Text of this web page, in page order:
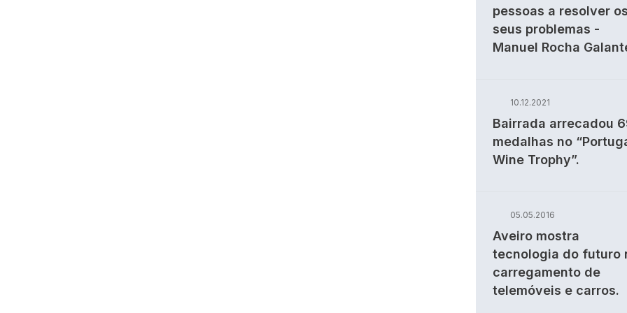
pessoas a resolver os
seus problemas -
Manuel Rocha
10.12.2021
Bairrada arrecadou
medalhas no
Wine Trophy”.
05.05.2016
Aveiro mostra
tecnologia do futuro
carregamento de
telemóveis e carros.